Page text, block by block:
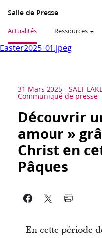
Salle de Presse
Actualités Ressources
Easter2025_01.jpeg
31 Mars 2025 - SALT
Communiqué de presse
Découvrir
amour »
Christ en
Pâques
En cette période